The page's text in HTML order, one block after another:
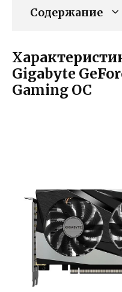
Содержание
Gigabyte
Gaming OC